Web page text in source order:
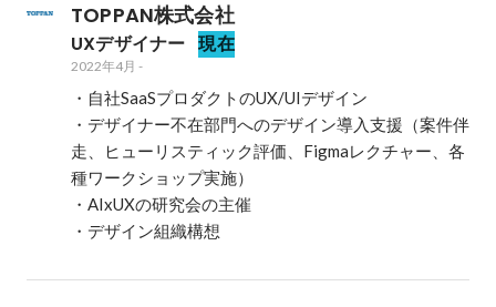
TOPPAN株式会社
UXデザイナー 現在
2022年4月 -
・自社SaaSプロダクトのUX/UIデザイン
・デザイナー不在部門へのデザイン導入支援（案件伴
走、ヒューリスティック評価、Figmaレクチャー、各
種ワークショップ実施）
・AIxUXの研究会の主催
・デザイン組織構想